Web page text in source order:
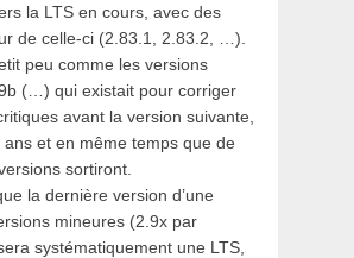
la LTS en cours, avec des
de celle-ci (2.83.1, 2.83.2, …).
peu comme les versions
(…) qui existait pour corriger
avant la version suivante,
ans et en même temps que de
sortiront.
la dernière version d’une
mineures (2.9x par
systématiquement une LTS,